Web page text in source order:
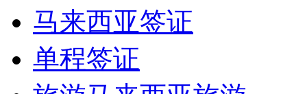
马来西亚签证
单程签证